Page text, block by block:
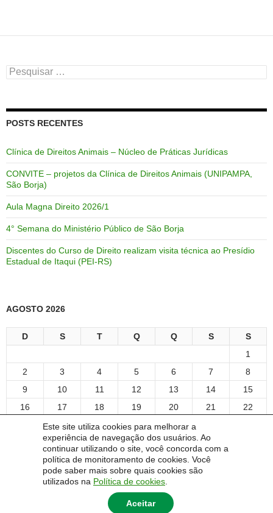
Este site utiliza cookies para melhorar a
experiência de navegação dos usuários. Ao
continuar utilizando o site, você concorda com a
política de monitoramento de cookies. Você
pode saber mais sobre quais cookies são
utilizados na Política de cookies
Aceitar
Pesquisar
por:
POSTS RECENTES
Clínica de Direitos Animais – Núcleo de Práticas Jurídicas
CONVITE – projetos da Clínica de Direitos Animais (UNIPAMPA,
São Borja)
Aula Magna Direito 2026/1
4° Semana do Ministério Público de São Borja
Discentes do Curso de Direito realizam visita técnica ao Presídio
Estadual de Itaqui (PEI-RS)
AGOSTO 2026
D S T Q Q S
S
1
2
3 4 5 6 7
8
9
10 11 12 13 14
15
16
17 18 19 20 21
22
24 25 26 27
31